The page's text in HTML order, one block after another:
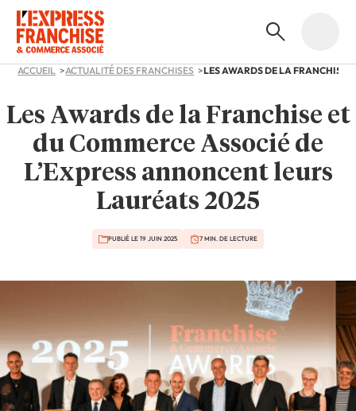
ACCUEIL ACTUALITÉ DES FRANCHISES
Les Awards de la Franchise et
du Commerce Associé de
L’Express annoncent leurs
Lauréats 2025
PUBLIÉ LE 19 JUIN 2025 7 MIN. DE LECTURE